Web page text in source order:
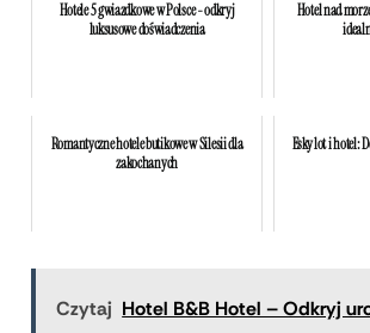
Hotele 5 gwiazdkowe w Polsce - odkryj
luksusowe doświadczenia
Hotel nad
Romantyczne hotele butikowe w Silesii dla
zakochanych
Esky lot i hotel:
Czytaj Hotel B&B Hotel – Odkryj